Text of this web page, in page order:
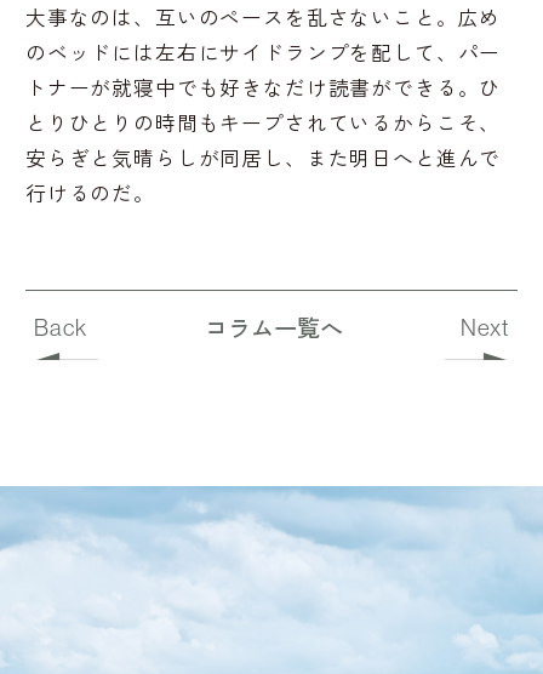
大事なのは、互いのペースを乱さないこと。広め
のベッドには左右にサイドランプを配して、パー
トナーが就寝中でも好きなだけ読書ができる。ひ
とりひとりの時間もキープされているからこそ、
安らぎと気晴らしが同居し、また明日へと進んで
行けるのだ。
Back コラム一覧へ Next